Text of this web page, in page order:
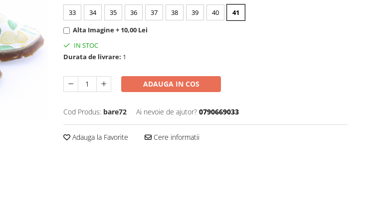
33 34 35 36 37 38 39 40
41
Alta Imagine + 10,00 Lei
IN STOC
Durata de livrare: 1
ADAUGA IN COS
Cod Produs: bare72 Ai nevoie de ajutor? 0790669033
Adauga la Favorite Cere informatii